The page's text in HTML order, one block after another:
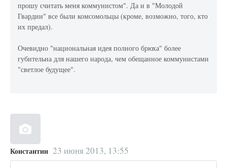
прошу считать меня коммунистом". Да и в "Молодой
Гвардии" все были комсомольцы (кроме, возможно, того, кто
их предал).
Очевидно "национальная идея полного брюха" более
губительна для нашего народа, чем обещанное коммунистами
"светлое будущее".
Константин 23 июня 2013, 13:55